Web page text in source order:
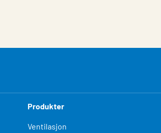
Produkter
Ventilasjon